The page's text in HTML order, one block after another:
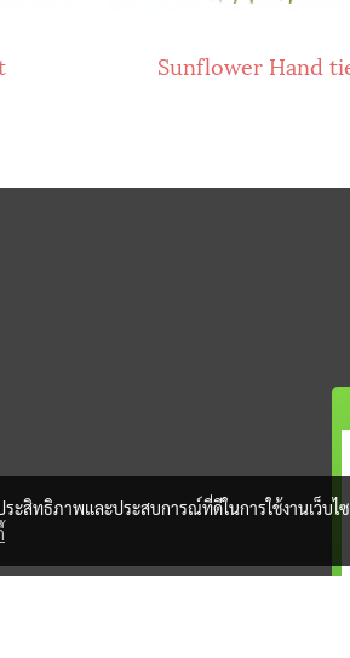
Sunflower Hand
ระสิทธิภาพและประสบการณ์ที่ดีในการใช้งานเว็บ